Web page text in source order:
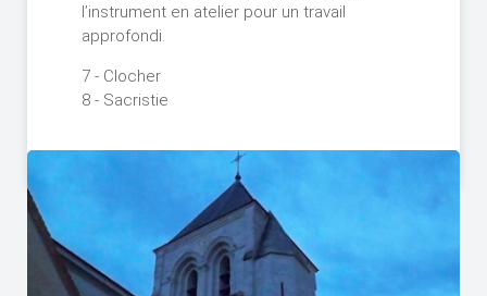
l’instrument en atelier pour un travail
approfondi.
7 - Clocher
8 - Sacristie